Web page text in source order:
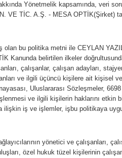
Yönetmelik kapsamında, veri
VE TİC. A.Ş. - MESA OPTİK(Şirket)
olan bu politika metni ile CEYLAN
Kanunda belirtilen ilkeler
çalışanlar, çalışan adayları,
ve ilgili üçüncü kişilere ait kişisel
Uluslararası Sözleşmeler,
ve ilgili kişilerin haklarını etkin
ilişkin iş ve işlemler, işbu politikaya
yönetici ve çalışanları,
özel hukuk tüzel kişilerinin